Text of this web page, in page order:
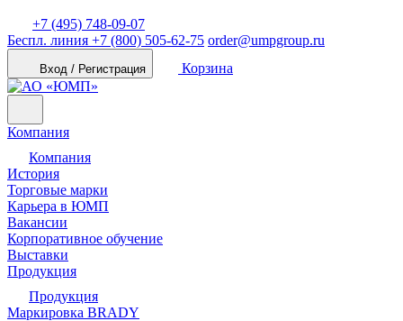
+7 (495) 748-09-07
Беспл. линия +7 (800) 505-62-75 order@umpgroup.ru
Вход / Регистрация Корзина
Компания
Компания
История
Торговые марки
Карьера в ЮМП
Вакансии
Корпоративное обучение
Выставки
Продукция
Продукция
Маркировка BRADY